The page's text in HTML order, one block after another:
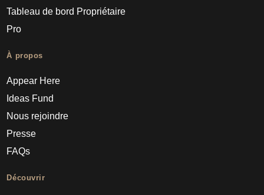
Tableau de bord Propriétaire
Pro
À propos
Appear Here
Ideas Fund
Nous rejoindre
Presse
FAQs
Découvrir